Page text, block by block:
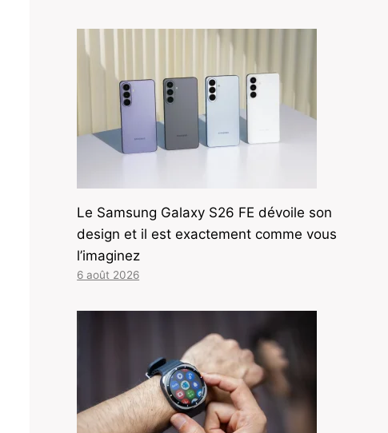
Le Samsung Galaxy S26 FE dévoile son
design et il est exactement comme vous
l’imaginez
6 août 2026